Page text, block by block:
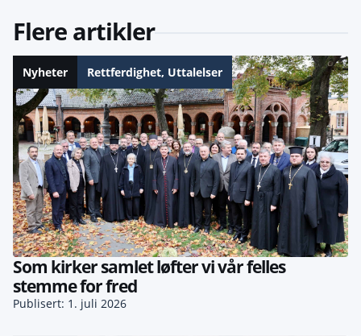
Flere artikler
Nyheter Rettferdighet, Uttalelser
Som kirker samlet løfter vi vår felles
stemme for fred
Publisert: 1. juli 2026